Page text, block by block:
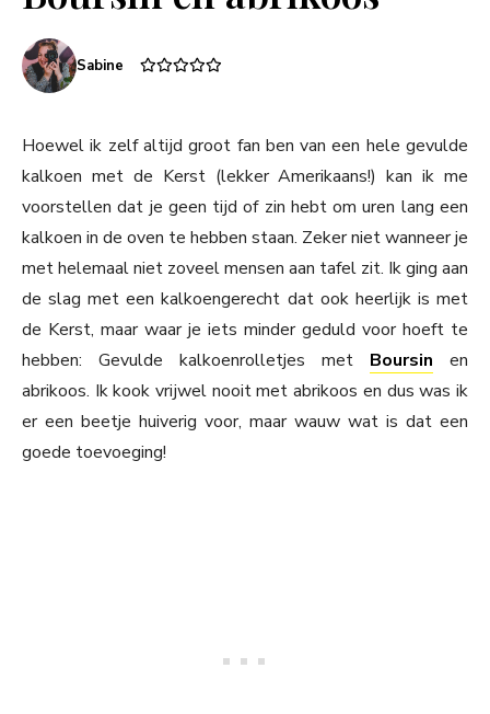
Sabine
Hoewel ik zelf altijd groot fan ben van een hele gevulde
kalkoen met de Kerst (lekker Amerikaans!) kan ik me
voorstellen dat je geen tijd of zin hebt om uren lang een
kalkoen in de oven te hebben staan. Zeker niet wanneer je
met helemaal niet zoveel mensen aan tafel zit. Ik ging aan
de slag met een kalkoengerecht dat ook heerlijk is met
de Kerst, maar waar je iets minder geduld voor hoeft te
hebben: Gevulde kalkoenrolletjes met Boursin en
abrikoos. Ik kook vrijwel nooit met abrikoos en dus was ik
er een beetje huiverig voor, maar wauw wat is dat een
goede toevoeging!